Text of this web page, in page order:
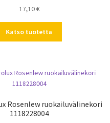
17,10€
Katso tuotetta
Rosenlew ruokailuvälinekori
1118228004